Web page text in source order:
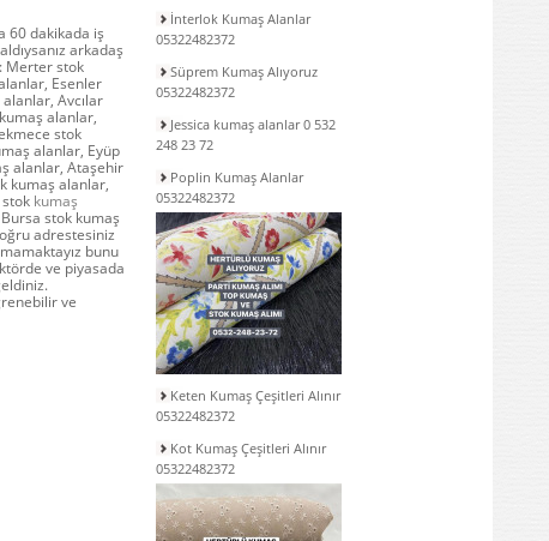
60 dakikada iş
arkadaş
Merter stok
Esenler
Avcılar
alanlar,
stok
alanlar, Eyüp
alanlar, Ataşehir
kumaş alanlar,
kumaş
stok kumaş
adrestesiniz
bunu
ve piyasada
ve
İnterlok Kumaş Alanlar
05322482372
Süprem Kumaş Alıyoruz
05322482372
Jessica kumaş alanlar 0 532
248 23 72
Poplin Kumaş Alanlar
05322482372
Keten Kumaş Çeşitleri Alınır
05322482372
Kot Kumaş Çeşitleri Alınır
05322482372